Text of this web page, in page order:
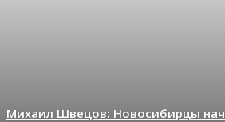
Михаил Швецов: Новосибирцы